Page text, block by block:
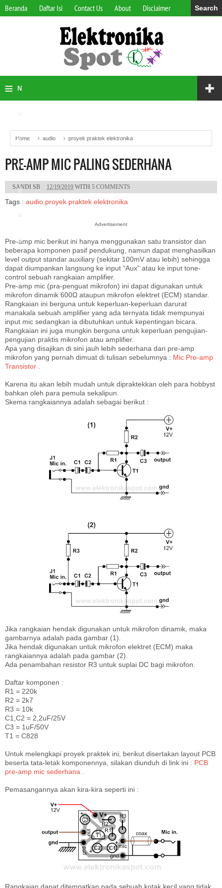
Beranda Daftar Isi Contact Us About Disclaimer Search
≡ N
v
i
g
ti
o
n
✚
Home › audio › proyek praktek elektronika
PRE-AMP MIC PALING SEDERHANA
SANDI SB 12/19/2019 WITH 5 COMMENTS
Tags : audio proyek praktek elektronika
Advertisement
Pre-amp mic berikut ini hanya menggunakan satu transistor dan
beberapa komponen pasif pendukung, namun dapat menghasilkan
level output standar auxiliary (sekitar 100mV atau lebih) sehingga
dapat diumpankan langsung ke input “Aux” atau ke input tone-
control sebuah rangkaian amplifier.
Pre-amp mic (pra-penguat mikrofon) ini dapat digunakan untuk
mikrofon dinamik 600Ω ataupun mikrofon elektret (ECM) standar.
Rangkaian ini berguna untuk keperluan-keperluan darurat
manakala sebuah amplifier yang ada ternyata tidak mempunyai
input mic sedangkan ia dibutuhkan untuk kepentingan bicara.
Rangkaian ini juga mungkin berguna untuk keperluan pengujian-
pengujian praktis mikrofon atau amplifier.
Apa yang disajikan di sini jauh lebih sederhana dari pre-amp
mikrofon yang pernah dimuat di tulisan sebelumnya : Mic Pre-amp
Transistor .
Karena itu akan lebih mudah untuk dipraktekkan oleh para hobbyst
bahkan oleh para pemula sekalipun.
Skema rangkaiannya adalah sebagai berikut :
Jika rangkaian hendak digunakan untuk mikrofon dinamik, maka
gambarnya adalah pada gambar (1).
Jika hendak digunakan untuk mikrofon elektret (ECM) maka
rangkaiannya adalah pada gambar (2).
Ada penambahan resistor R3 untuk suplai DC bagi mikrofon.
Daftar komponen :
R1 = 220k
R2 = 2k7
R3 = 10k
C1,C2 = 2,2uF/25V
C3 = 1uF/50V
T1 = C828
Untuk melengkapi proyek praktek ini, berikut disertakan layout PCB
beserta tata-letak komponennya, silakan diunduh di link ini : PCB
pre-amp mic sederhana .
Pemasangannya akan kira-kira seperti ini :